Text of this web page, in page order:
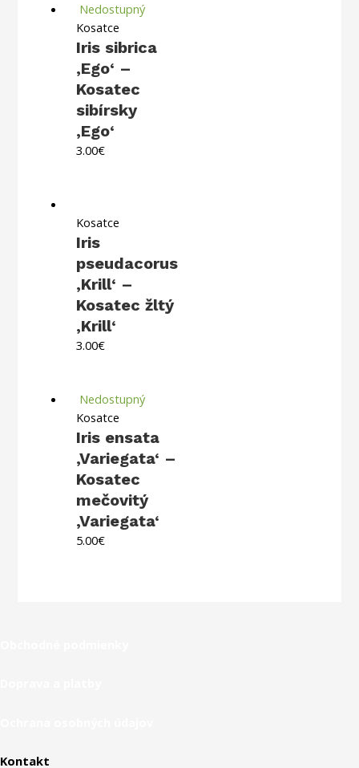
Nedostupný
Kosatce
Iris sibrica
‚Ego‘ –
Kosatec
sibírsky
‚Ego‘
3.00€
Kosatce
Iris
pseudacorus
‚Krill‘ –
Kosatec žltý
‚Krill‘
3.00€
Nedostupný
Kosatce
Iris ensata
‚Variegata‘ –
Kosatec
mečovitý
‚Variegata‘
5.00€
Kontakt